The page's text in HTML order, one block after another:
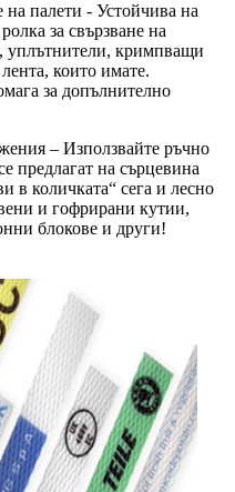
на палети - Устойчива на
за свързване на
уплътнители, кримпващи
които имате.
за допълнително
– Използвайте ръчно
предлагат на сърцевина
в количката“ сега и лесно
и гофрирани кутии,
блокове и други!